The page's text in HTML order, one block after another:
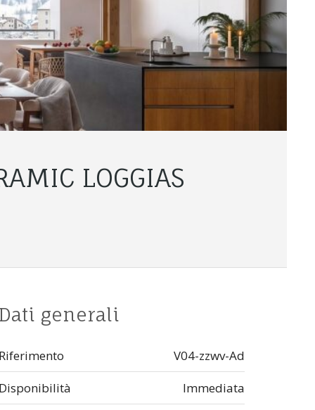
LOGGIAS
Dati generali
Riferimento
V04-zzwv-Ad
Disponibilità
Immediata